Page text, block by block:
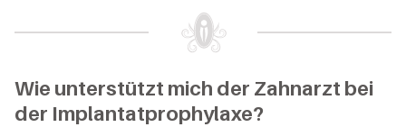
Wie unterstützt mich der Zahnarzt bei
der Implantatprophylaxe?